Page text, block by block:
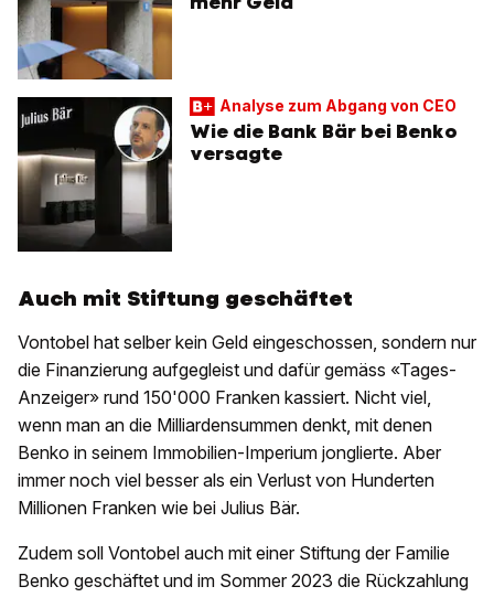
Analyse zum Abgang von CEO
Wie die Bank Bär bei Benko
versagte
Auch mit Stiftung geschäftet
Vontobel hat selber kein Geld eingeschossen, sondern nur
die Finanzierung aufgegleist und dafür gemäss «Tages-
Anzeiger» rund 150'000 Franken kassiert. Nicht viel,
wenn man an die Milliardensummen denkt, mit denen
Benko in seinem Immobilien-Imperium jonglierte. Aber
immer noch viel besser als ein Verlust von Hunderten
Millionen Franken wie bei Julius Bär.
Zudem soll Vontobel auch mit einer Stiftung der Familie
Benko geschäftet und im Sommer 2023 die Rückzahlung